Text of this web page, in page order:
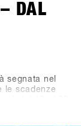
DAL
segnata nel
le scadenze